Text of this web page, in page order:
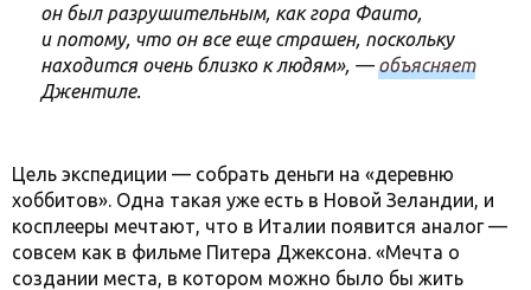
он был разрушительным, как гора Фаито,
и потому, что он все еще страшен, поскольку
находится очень близко к людям», —объясняет
Джентиле.
Цель экспедиции — собрать деньги на «деревню
хоббитов». Одна такая уже есть в Новой Зеландии, и
косплееры мечтают, что в Италии появится аналог —
совсем как в фильме Питера Джексона. «Мечта о
создании места, в котором можно было бы жить